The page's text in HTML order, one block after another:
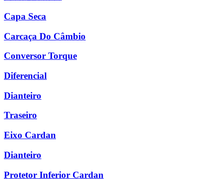
Capa Seca
Carcaça Do Câmbio
Conversor Torque
Diferencial
Dianteiro
Traseiro
Eixo Cardan
Dianteiro
Protetor Inferior Cardan